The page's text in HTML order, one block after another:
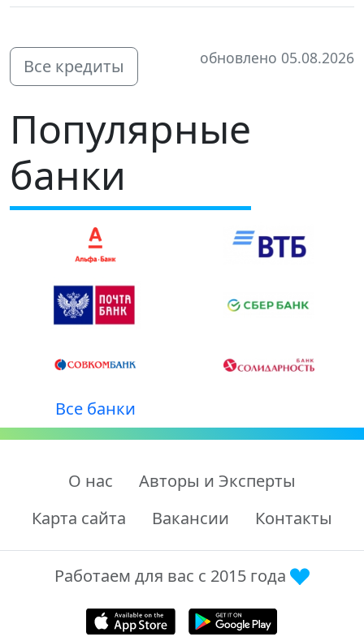
Все кредиты обновлено 05.08.2026
Популярные
банки
Все банки
О нас
Авторы и Эксперты
Карта сайта
Вакансии Контакты
Работаем для вас с 2015 года